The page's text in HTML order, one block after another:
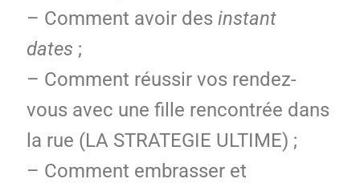
– Comment avoir des instant
dates ;
– Comment réussir vos rendez-
vous avec une fille rencontrée dans
la rue (LA STRATEGIE ULTIME) ;
– Comment embrasser et